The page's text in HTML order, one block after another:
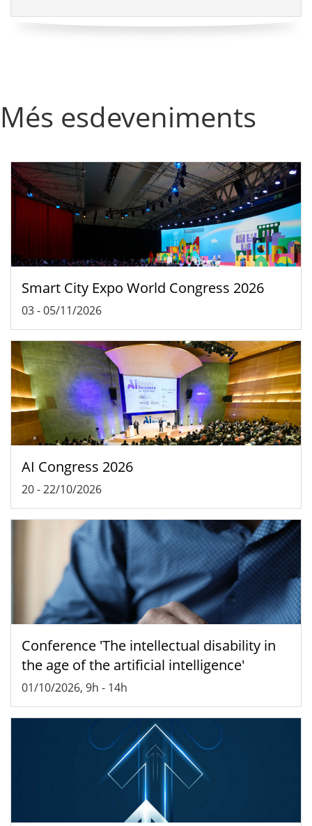
Més esdeveniments
Smart City Expo World Congress 2026
03-05/11/2026
AI Congress 2026
20-22/10/2026
Conference 'The intellectual disability in
the age of the artificial intelligence'
01/10/2026, 9h - 14h